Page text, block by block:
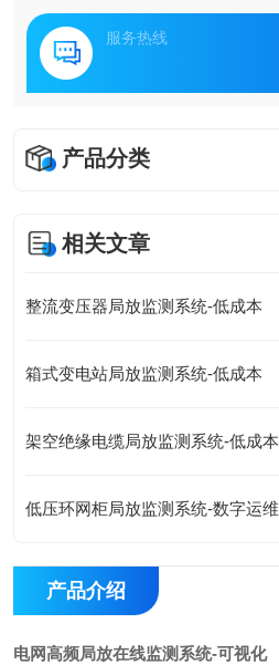
服务热线
产品分类
相关文章
整流变压器局放监测系统-低成本
箱式变电站局放监测系统-低成本
架空绝缘电缆局放监测系统-低成本
低压环网柜局放监测系统-数字运维
产品介绍
电网高频局放在线监测系统-可视化